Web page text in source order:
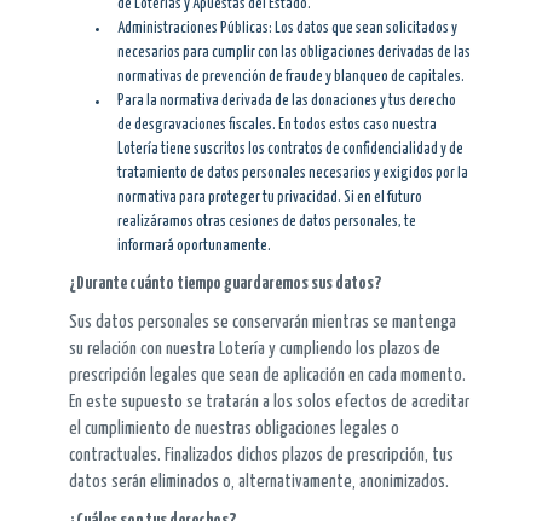
de Loterias y Apuestas del Estado.
Administraciones Públicas: Los datos que sean solicitados y
necesarios para cumplir con las obligaciones derivadas de las
normativas de prevención de fraude y blanqueo de capitales.
Para la normativa derivada de las donaciones y tus derecho
de desgravaciones fiscales. En todos estos caso nuestra
Lotería tiene suscritos los contratos de confidencialidad y de
tratamiento de datos personales necesarios y exigidos por la
normativa para proteger tu privacidad. Si en el futuro
realizáramos otras cesiones de datos personales, te
informará oportunamente.
¿Durante cuánto tiempo guardaremos sus datos?
Sus datos personales se conservarán mientras se mantenga
su relación con nuestra Lotería y cumpliendo los plazos de
prescripción legales que sean de aplicación en cada momento.
En este supuesto se tratarán a los solos efectos de acreditar
el cumplimiento de nuestras obligaciones legales o
contractuales. Finalizados dichos plazos de prescripción, tus
datos serán eliminados o, alternativamente, anonimizados.